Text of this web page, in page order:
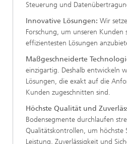
Steuerung und
Innovative Lösungen: Wir
Forschung, um unseren Kunden
effizientesten Lösungen
Maßgeschneiderte
einzigartig. Deshalb entwickeln
Lösungen, die exakt auf die
Kunden zugeschnitten sind.
Höchste Qualität und
Bodensegmente durchlaufen
Qualitätskontrollen, um höchste
Leistung, Zuverlässigkeit und